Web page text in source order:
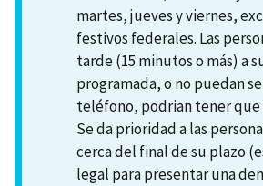
martes, jueves y viernes,
festivos federales. Las
tarde (15 minutos o más) a
programada, o no puedan
teléfono, podrian tener que
Se da prioridad a las
cerca del final de su plazo
legal para presentar una